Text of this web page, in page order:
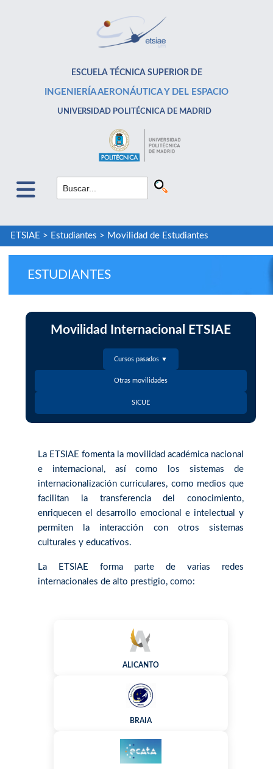
ESCUELA TÉCNICA SUPERIOR DE
INGENIERÍA AERONÁUTICA Y DEL ESPACIO
UNIVERSIDAD POLITÉCNICA DE MADRID
ETSIAE > Estudiantes > Movilidad de Estudiantes
ESTUDIANTES
Movilidad Internacional ETSIAE
Cursos pasados ▼
Otras movilidades
SICUE
La ETSIAE fomenta la movilidad académica nacional
e internacional, así como los sistemas de
internacionalización curriculares, como medios que
facilitan la transferencia del conocimiento,
enriquecen el desarrollo emocional e intelectual y
permiten la interacción con otros sistemas
culturales y educativos.
La ETSIAE forma parte de varias redes
internacionales de alto prestigio, como:
ALICANTO
BRAIA